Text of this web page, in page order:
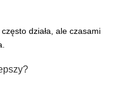
działa, ale czasami